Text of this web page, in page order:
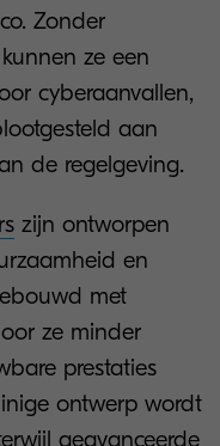
Zonder
ze een
cyberaanvallen,
aan
de regelgeving.
zijn ontworpen
en
met
ze minder
prestaties
ontwerp wordt
geavanceerde